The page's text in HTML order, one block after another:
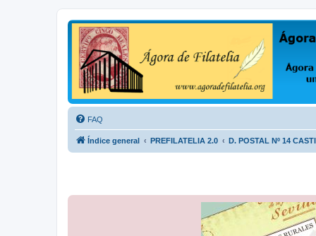
Ágora de Filatelia
Foro sobre filatelia o sobre lo que se tercie. Ágora de Filatelia es un
FAQ
Índice general PREFILATELIA 2.0 D. POSTAL Nº 14